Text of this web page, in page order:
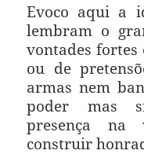
Evoco aqui a
lembram o
vontades fortes
ou de
armas nem
poder mas
presença na
construir